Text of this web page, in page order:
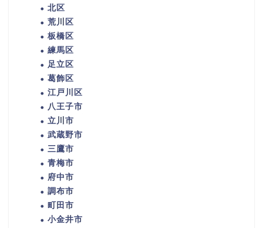
北区
荒川区
板橋区
練馬区
足立区
葛飾区
江戸川区
八王子市
立川市
武蔵野市
三鷹市
青梅市
府中市
調布市
町田市
小金井市